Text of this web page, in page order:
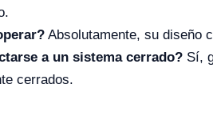
Absolutamente, su diseño
a un sistema cerrado? Sí,
cerrados.